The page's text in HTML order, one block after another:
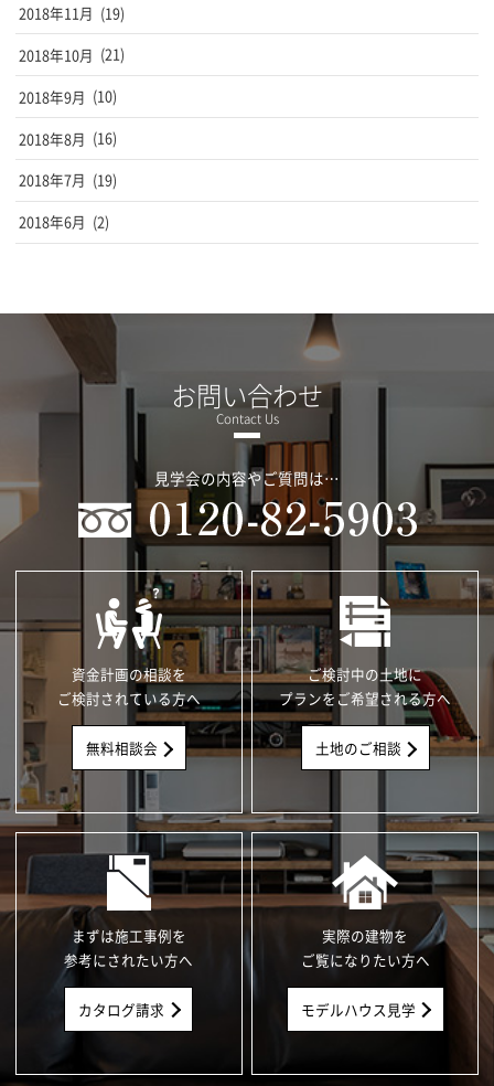
2018年11月 (19)
2018年10月 (21)
2018年9月 (10)
2018年8月 (16)
2018年7月 (19)
2018年6月 (2)
お問い合わせ
見学会の内容やご質問は…
資金計画の相談を
ご検討されている方へ
無料相談会
ご検討中の土地に
プランをご希望される方へ
土地のご相談
まずは施工事例を
参考にされたい方へ
カタログ請求
実際の建物を
ご覧になりたい方へ
モデルハウス見学